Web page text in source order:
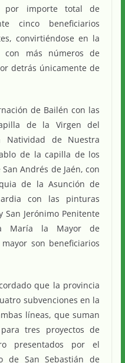
por importe total de
cinco beneficiarios
convirtiéndose en la
con más números de
detrás únicamente de
de Bailén con las
de la Virgen del
Natividad de Nuestra
de la capilla de los
Andrés de Jaén, con
de la Asunción de
con las pinturas
San Jerónimo Penitente
María la Mayor de
son beneficiarios
que la provincia
subvenciones en la
líneas, que suman
tres proyectos de
presentados por el
de San Sebastián de